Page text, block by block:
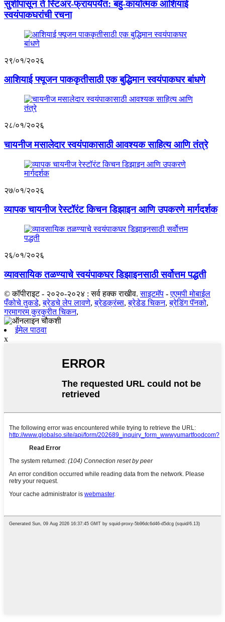
सुशीपासून ते स्टिअर-फ्रायपर्यंत: बहु-कार्यात्मक आशियाई
स्वयंपाकघरांची रचना
२९/०१/२०२६
आशियाई फ्यूजन पाककृतीसाठी एक बुद्धिमान स्वयंपाकघर बांधणे
२८/०१/२०२६
चायनीज मसालेदार स्वयंपाकासाठी आवश्यक साहित्य आणि तंत्रे
२७/०१/२०२६
व्यापक चायनीज रेस्टॉरंट किचन डिझाइन आणि उपकरणे मार्गदर्शक
२६/०१/२०२६
व्यावसायिक तळण्याचे स्वयंपाकघर डिझाइनसाठी सर्वोत्तम पद्धती
© कॉपीराइट - २०२०-२०२४ : सर्व हक्क राखीव. साइटमॅप -एएमपी मोबाईल
पँकोचे तुकडे,ब्रेडचे लेप लावणे,ब्रेडक्रंब्स,ब्रेडेड चिकन,ब्रेडिंग पॅनको,
गरमागरम कुरकुरीत चिकन,
ईमेल पाठवा
x